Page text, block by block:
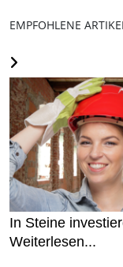
EMPFOHLENE
In Steine
Weiterlesen...